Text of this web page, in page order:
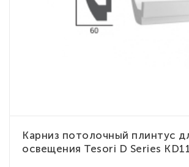
Карниз потолочный плинтус
освещения Tesori D Series